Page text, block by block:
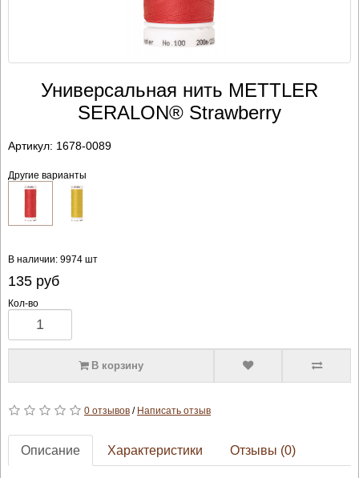
Универсальная нить METTLER
SERALON® Strawberry
Артикул: 1678-0089
Другие варианты
В наличии: 9974 шт
135руб
Кол-во
В корзину
0 отзывов/ Написать отзыв
Описание Характеристики Отзывы (0)